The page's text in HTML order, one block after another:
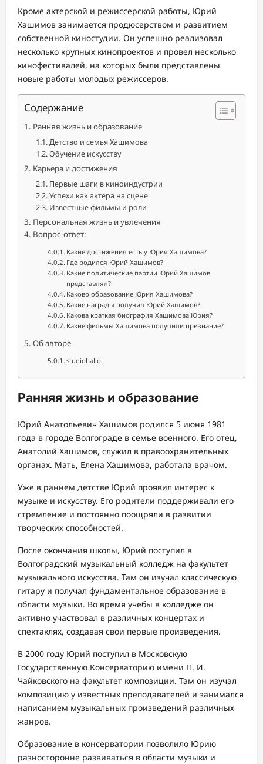
Кроме актерской и режиссерской работы, Юрий
Хашимов занимается продюсерством и развитием
собственной киностудии. Он успешно реализовал
несколько крупных кинопроектов и провел несколько
кинофестивалей, на которых были представлены
новые работы молодых режиссеров.
Содержание
Ранняя жизнь и образование
Детство и семья Хашимова
Обучение искусству
Карьера и достижения
Первые шаги в киноиндустрии
Успехи как актера на сцене
Известные фильмы и роли
Персональная жизнь и увлечения
Вопрос-ответ:
Какие достижения есть у Юрия Хашимова?
Где родился Юрий Хашимов?
Какие политические партии Юрий Хашимов
представлял?
Каково образование Юрия Хашимова?
Какие награды получил Юрий Хашимов?
Какова краткая биография Хашимова Юрия?
Какие фильмы Хашимова получили признание?
Об авторе
studiohallo_
Ранняя жизнь и образование
Юрий Анатольевич Хашимов родился 5 июня 1981
года в городе Волгограде в семье военного. Его отец,
Анатолий Хашимов, служил в правоохранительных
органах. Мать, Елена Хашимова, работала врачом.
Уже в раннем детстве Юрий проявил интерес к
музыке и искусству. Его родители поддерживали его
стремление и постоянно поощряли в развитии
творческих способностей.
После окончания школы, Юрий поступил в
Волгоградский музыкальный колледж на факультет
музыкального искусства. Там он изучал классическую
гитару и получал фундаментальное образование в
области музыки. Во время учебы в колледже он
активно участвовал в различных концертах и
спектаклях, создавая свои первые произведения.
В 2000 году Юрий поступил в Московскую
Государственную Консерваторию имени П. И.
Чайковского на факультет композиции. Там он изучал
композицию у известных преподавателей и занимался
написанием музыкальных произведений различных
жанров.
Образование в консерватории позволило Юрию
разносторонне развиваться в области музыки и